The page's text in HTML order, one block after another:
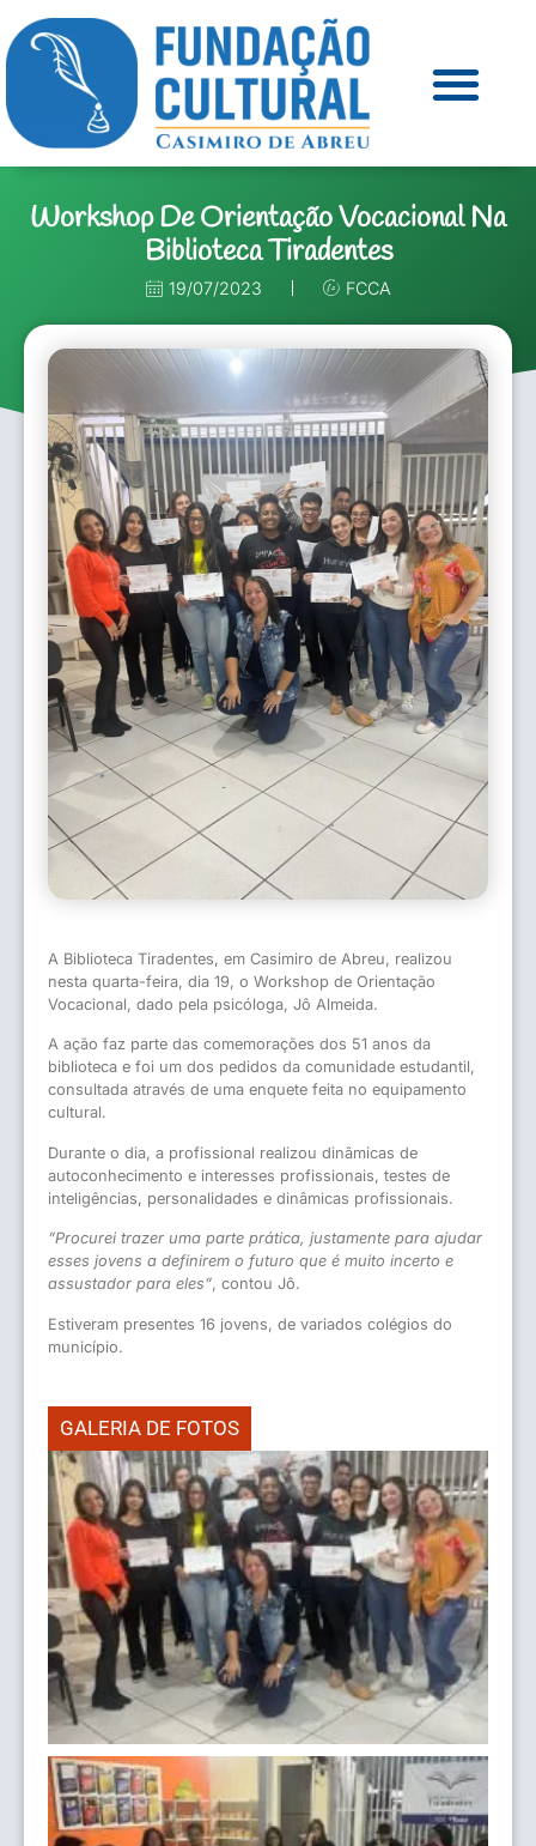
Workshop De Orientação Vocacional Na
Biblioteca Tiradentes
19/07/2023 FCCA
A Biblioteca Tiradentes, em Casimiro de Abreu, realizou
nesta quarta-feira, dia 19, o Workshop de Orientação
Vocacional, dado pela psicóloga, Jô Almeida.
A ação faz parte das comemorações dos 51 anos da
biblioteca e foi um dos pedidos da comunidade estudantil,
consultada através de uma enquete feita no equipamento
cultural.
Durante o dia, a profissional realizou dinâmicas de
autoconhecimento e interesses profissionais, testes de
inteligências, personalidades e dinâmicas profissionais.
”Procurei trazer uma parte prática, justamente para ajudar
esses jovens a definirem o futuro que é muito incerto e
assustador para eles”, contou Jô.
Estiveram presentes 16 jovens, de variados colégios do
município.
GALERIA DE FOTOS